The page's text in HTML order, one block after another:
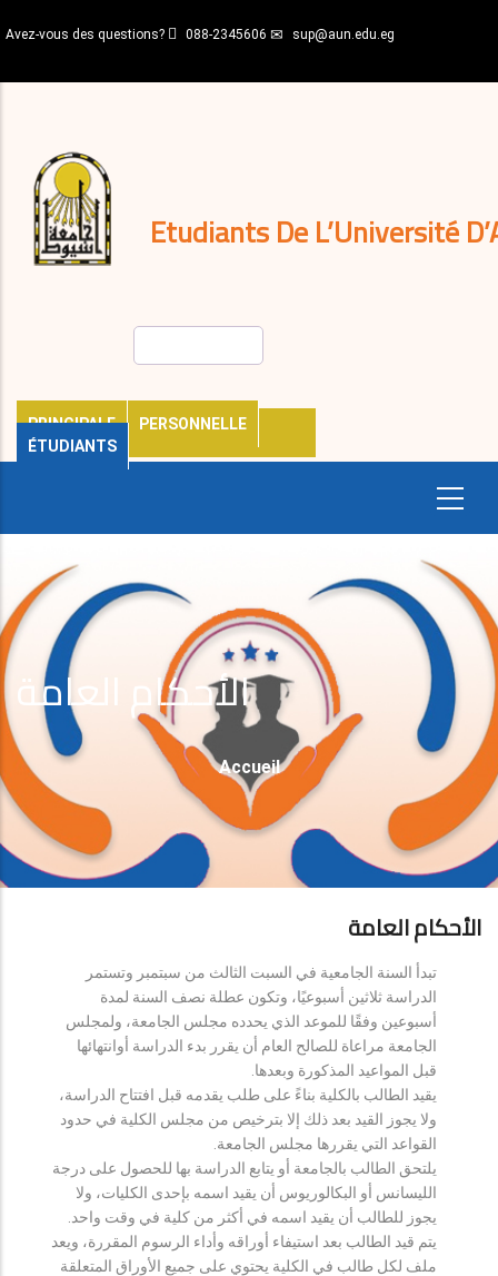
au
principal
Avez-vous des questions? 088-2345606 sup@aun.edu.eg
Etudiants De L’Université
PRINCIPALE
PERSONNELLE
ÉTUDIANTS
décisions
Expatriés
Journal
الأحكام العامة
Fil
D'Ariane
Accueil
الأحكام العامة
تبدأ السنة الجامعية في السبت الثالث من سبتمبر وتستمر
الدراسة ثلاثين أسبوعيًا، وتكون عطلة نصف السنة لمدة
أسبوعين وفقًا للموعد الذي يحدده مجلس الجامعة، ولمجلس
الجامعة مراعاة للصالح العام أن يقرر بدء الدراسة أوانتهائها
قبل المواعيد المذكورة وبعدها.
يقيد الطالب بالكلية بناءً على طلب يقدمه قبل افتتاح الدراسة،
ولا يجوز القيد بعد ذلك إلا بترخيص من مجلس الكلية في حدود
القواعد التي يقررها مجلس الجامعة.
يلتحق الطالب بالجامعة أو يتابع الدراسة بها للحصول على درجة
الليسانس أو البكالوريوس أن يقيد اسمه بإحدى الكليات، ولا
يجوز للطالب أن يقيد اسمه في أكثر من كلية في وقت واحد.
يتم قيد الطالب بعد استيفاء أوراقه وأداء الرسوم المقررة، ويعد
ملف لكل طالب في الكلية يحتوي على جميع الأوراق المتعلقة